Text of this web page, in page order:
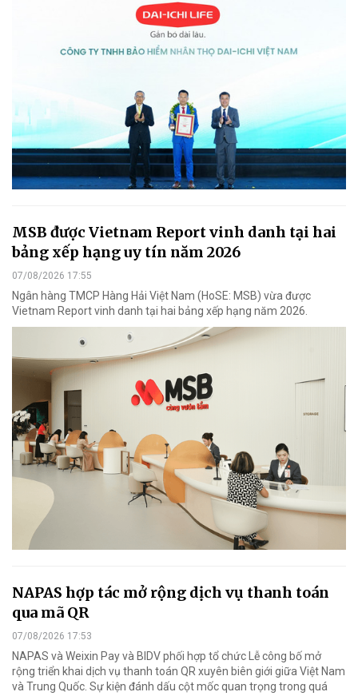
MSB được Vietnam Report vinh danh tại hai
bảng xếp hạng uy tín năm 2026
07/08/2026 17:55
Ngân hàng TMCP Hàng Hải Việt Nam (HoSE: MSB) vừa được
Vietnam Report vinh danh tại hai bảng xếp hạng năm 2026.
NAPAS hợp tác mở rộng dịch vụ thanh toán
qua mã QR
07/08/2026 17:53
NAPAS và Weixin Pay và BIDV phối hợp tổ chức Lễ công bố mở
rộng triển khai dịch vụ thanh toán QR xuyên biên giới giữa Việt Nam
và Trung Quốc. Sự kiện đánh dấu cột mốc quan trọng trong quá